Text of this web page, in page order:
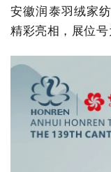
安徽润泰羽绒家
精彩亮相，展位号